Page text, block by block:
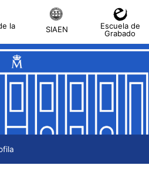
la
SIAEN
Escuela de
Grabado